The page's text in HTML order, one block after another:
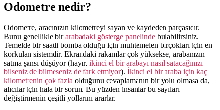
Odometre nedir?
Odometre, aracınızın kilometreyi sayan ve kaydeden parçasıdır.
Bunu genellikle birarabadaki gösterge panelinde bulabilirsiniz.
Temelde bir saatli bomba olduğu için muhtemelen birçokları için en
korkulan sistemdir. Ekrandaki rakamlar çok yüksekse, arabanızın
satma şansı düşüyor (hayır, ikinci el bir arabayı nasıl satacağınızı
bilseniz de bilmeseniz de fark etmiyor). İkinci el bir araba için kaç
kilometrenin çok fazla olduğunu cevaplamanın bir yolu olmasa da,
alıcılar için hala bir sorun. Bu yüzden insanlar bu sayıları
değiştirmenin çeşitli yollarını ararlar.